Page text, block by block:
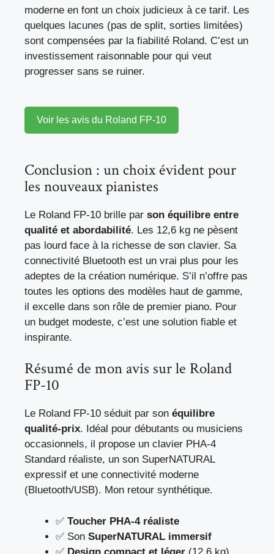
moderne en font un choix judicieux à ce tarif. Les
quelques lacunes (pas de split, sorties limitées)
sont compensées par la fiabilité Roland. C’est un
investissement raisonnable pour qui veut
progresser sans se ruiner.
Voir les avis du Roland FP-10
Conclusion : un choix évident pour
les nouveaux pianistes
Le Roland FP-10 brille par son équilibre entre
qualité et abordabilité. Les 12,6 kg ne pèsent
pas lourd face à la richesse de son clavier. Sa
connectivité Bluetooth est un vrai plus pour les
adeptes de la création numérique. S’il n’offre pas
toutes les options des modèles haut de gamme,
il excelle dans son rôle de premier piano. Pour
un budget modeste, c’est une solution fiable et
inspirante.
Résumé de mon avis sur le Roland
FP-10
Le Roland FP-10 séduit par son équilibre
qualité-prix. Idéal pour débutants ou musiciens
occasionnels, il propose un clavier PHA-4
Standard réaliste, un son SuperNATURAL
expressif et une connectivité moderne
(Bluetooth/USB). Mon retour synthétique.
✅ Toucher PHA-4 réaliste
✅ Son SuperNATURAL immersif
✅ Design compact et léger (12,6 kg)